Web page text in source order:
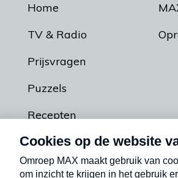
Home
TV & Radio
Prijsvragen
Puzzels
Recepten
Podcasts